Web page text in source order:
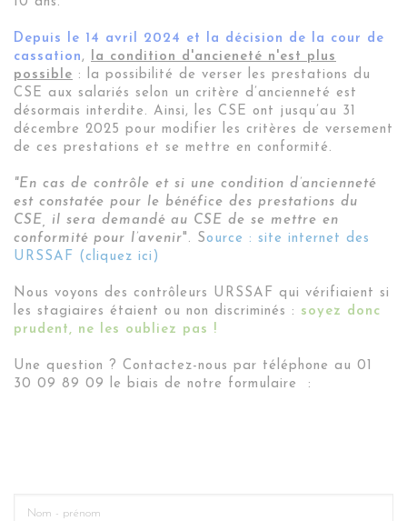
Depuis le 14 avril 2024 et la décision de la cour de
cassation, la condition d'ancieneté n'est plus
possible : la possibilité de verser les prestations du
CSE aux salariés selon un critère d’ancienneté est
désormais interdite. Ainsi, les CSE ont jusqu’au 31
décembre 2025 pour modifier les critères de versement
de ces prestations et se mettre en conformité.
"En cas de contrôle et si une condition d’ancienneté
est constatée pour le bénéfice des prestations du
CSE, il sera demandé au CSE de se mettre en
conformité pour l’avenir". Source : site internet des
URSSAF (cliquez ici)
Nous voyons des contrôleurs URSSAF qui vérifiaient si
les stagiaires étaient ou non discriminés : soyez donc
prudent, ne les oubliez pas !
Une question ? Contactez-nous par téléphone au 01
30 09 89 09 le biais de notre formulaire :